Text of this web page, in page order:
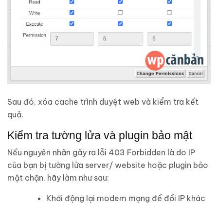
Sau đó, xóa cache trình duyệt web và kiểm tra kết
quả.
Kiểm tra tường lửa và plugin bảo mật
Nếu nguyên nhân gây ra lỗi 403 Forbidden là do IP
của bạn bị tường lửa server/ website hoặc plugin bảo
mật chặn, hãy làm như sau:
Khởi động lại modem mạng để đổi IP khác